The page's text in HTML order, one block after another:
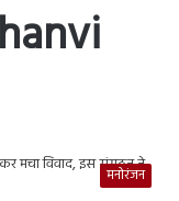
मनोरंजन